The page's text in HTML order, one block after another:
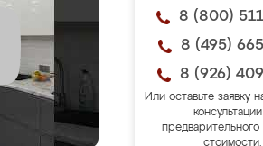
8 (800)
8 (495)
8 (926)
Или оставьте заявку
предварительного
стоимости.